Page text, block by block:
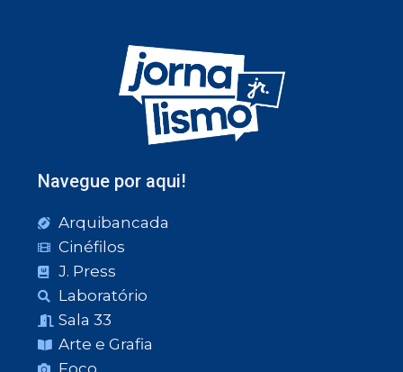
Navegue por aqui!
Arquibancada
Cinéfilos
J. Press
Laboratório
Sala 33
Arte e Grafia